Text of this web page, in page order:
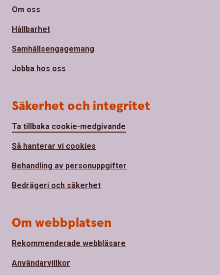
Om oss
Hållbarhet
Samhällsengagemang
Jobba hos oss
Säkerhet och integritet
Ta tillbaka cookie-medgivande
Så hanterar vi cookies
Behandling av personuppgifter
Bedrägeri och säkerhet
Om webbplatsen
Rekommenderade webbläsare
Användarvillkor